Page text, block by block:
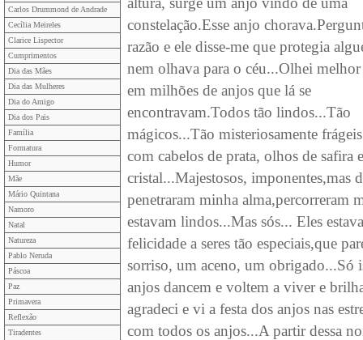
Carlos Drummond de Andrade
Cecília Meireles
Clarice Lispector
Cumprimentos
Dia das Mães
Dia das Mulheres
Dia do Amigo
Dia dos Pais
Família
Formatura
Humor
Mãe
Mário Quintana
Namoro
Natal
Natureza
Pablo Neruda
Páscoa
Paz
Primavera
Reflexão
Tiradentes
constelação.Esse anjo
razão e ele disse-me que protegia
nem olhava para o céu...Olhei melhor
em milhões de anjos que lá se
encontravam.Todos tão lindos...Tão
mágicos...Tão misteriosamente
com cabelos de prata, olhos de safira
cristal...Majestosos, imponentes,mas
penetraram minha alma,percorreram
estavam lindos...Mas sós... Eles
felicidade a seres tão especiais,que
sorriso, um aceno, um obrigado...Só
anjos dancem e voltem a viver e
agradeci e vi a festa dos anjos nas
com todos os anjos...A partir dessa